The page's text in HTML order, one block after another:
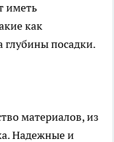
иметь
как
глубины посадки.
материалов, из
Надежные и